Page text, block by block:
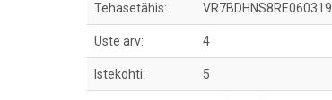
Tehasetähis: VR7BDHNS8RE060319
Uste arv: 4
Istekohti: 5